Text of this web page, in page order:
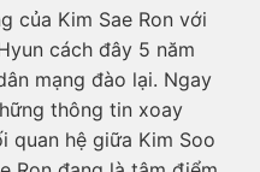
của Kim Sae Ron với
cách đây 5 năm
mạng đào lại. Ngay
thông tin xoay
quan hệ giữa Kim Soo